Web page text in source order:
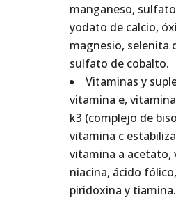
manganeso,
yodato de calcio,
magnesio, selenita
sulfato de cobalto.
Vitaminas y
vitamina e,
k3 (complejo de
vitamina c
vitamina a acetato,
niacina, ácido
piridoxina y tiamina.